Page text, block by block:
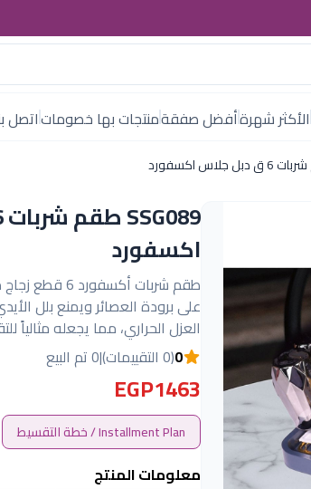
الأكثر شهرةأفضل صفقةمنتجات بها خصوماتاتصل
اكسفورد
طقم شربات
على برودة العصائر ويمنع بلل
العزل الحراري، مما يجعله مثالياً
0(0 التقييمات) |0 تم البيع
EGP1463
Installment Plan / خطة التقسيط
معلومات المنتج